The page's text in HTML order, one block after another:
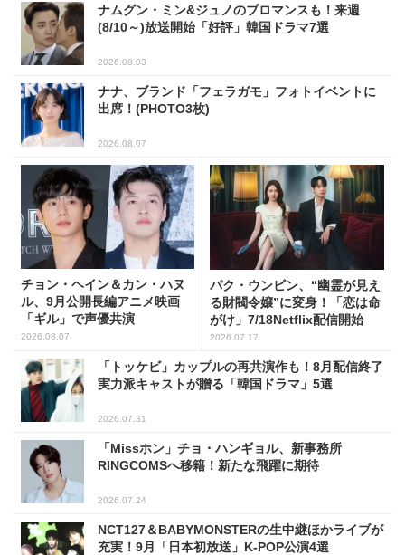
ナムグン・ミン&ジュノのブロマンスも！来週
(8/10～)放送開始「好評」韓国ドラマ7選
2026.08.03
ナナ、ブランド「フェラガモ」フォトイベントに
出席！(PHOTO3枚)
2026.08.07
チョン・ヘイン＆カン・ハヌ
ル、9月公開長編アニメ映画
「ギル」で声優共演
2026.08.07
パク・ウンビン、“幽霊が見え
る財閥令嬢”に変身！「恋は命
がけ」7/18Netflix配信開始
2026.07.17
「トッケビ」カップルの再共演作も！8月配信終了
実力派キャストが贈る「韓国ドラマ」5選
2026.07.31
「Missホン」チョ・ハンギョル、新事務所
RINGCOMSへ移籍！新たな飛躍に期待
2026.07.24
NCT127＆BABYMONSTERの生中継ほかライブが
充実！9月「日本初放送」K-POP公演4選